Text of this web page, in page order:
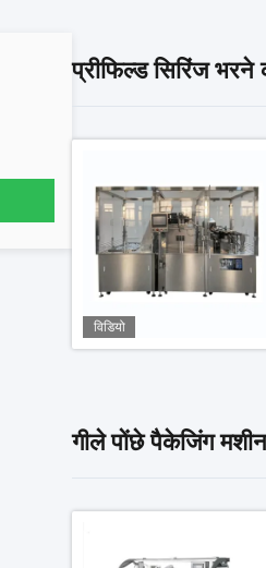
प्रीफिल्ड सिरिंज भरने
विडियो
गीले पोंछे पैकेजिंग मशीन